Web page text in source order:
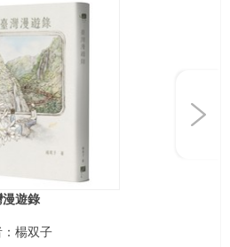
遊錄
楊双子